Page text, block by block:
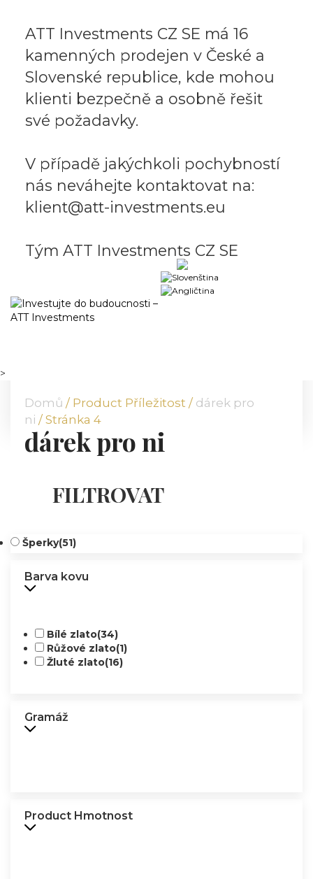
ATT Investments CZ SE má 16
kamenných prodejen v České a
Slovenské republice, kde mohou
klienti bezpečně a osobně řešit
své požadavky.
V případě jakýchkoli pochybností
nás neváhejte kontaktovat na:
klient@att-investments.eu
Tým ATT Investments CZ SE
KATALOG
MÉDIA
>
Domů / Product Příležitost / dárek pro
ni / Stránka 4
dárek pro ni
FILTROVAT
Šperky(51)
Barva kovu
Bílé zlato(34)
Růžové zlato(1)
Žluté zlato(16)
Gramáž
Product Hmotnost